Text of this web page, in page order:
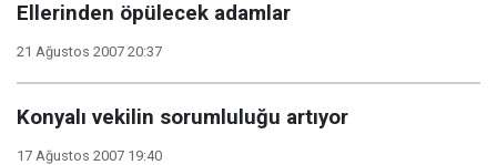
Ellerinden öpülecek adamlar
21 Ağustos 2007 20:37
Konyalı vekilin sorumluluğu artıyor
17 Ağustos 2007 19:40